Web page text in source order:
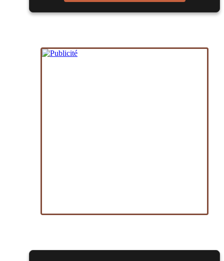
les 17 et 18 avril 2027 - à Nice
les 14 et 15 novembre 2026 - à Nantes